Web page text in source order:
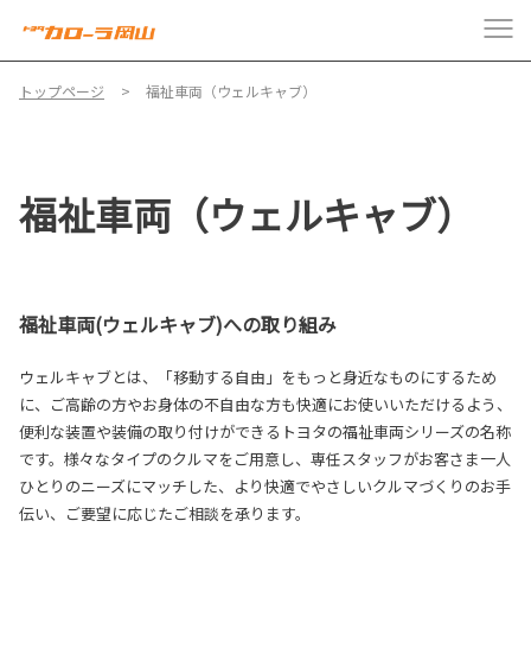
トップページ 福祉車両（ウェルキャブ）
福祉車両（ウェルキャブ）
福祉車両(ウェルキャブ)への取り組み
ウェルキャブとは、「移動する自由」をもっと身近なものにするため
に、ご高齢の方やお身体の不自由な方も快適にお使いいただけるよう、
便利な装置や装備の取り付けができるトヨタの福祉車両シリーズの名称
です。様々なタイプのクルマをご用意し、専任スタッフがお客さま一人
ひとりのニーズにマッチした、より快適でやさしいクルマづくりのお手
伝い、ご要望に応じたご相談を承ります。